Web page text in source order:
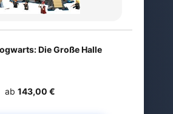
Die Große Halle
ab 143,00 €